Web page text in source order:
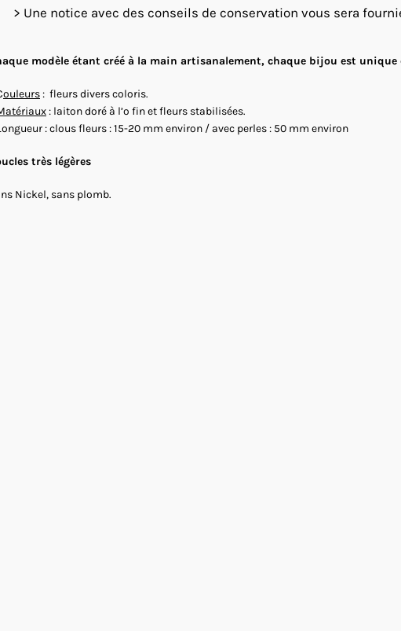
> Une notice avec des conseils de conservation vous sera
modèle étant créé à la main artisanalement, chaque bijou est
ouleurs: fleurs divers coloris.
: laiton doré à l’o fin et fleurs stabilisées.
: clous fleurs : 15-20 mm environ / avec perles : 50 mm environ
très légères
Nickel, sans plomb.